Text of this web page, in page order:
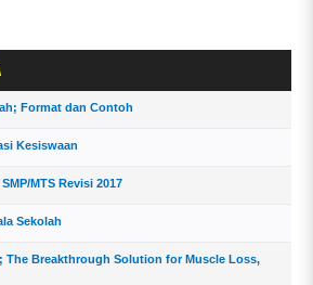
Format dan Contoh
Kesiswaan
MTS Revisi 2017
Sekolah
The Breakthrough Solution for Muscle Loss,